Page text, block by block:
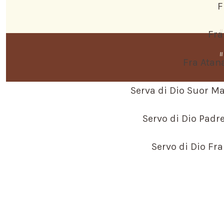
Il
Fra
Serva di Dio Suor
Servo di Dio
Servo di Dio
Il